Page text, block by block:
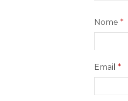
Nome *
Email *